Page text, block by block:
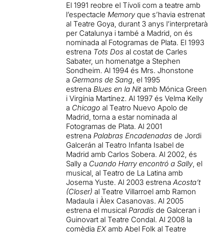
El 1991 reobre el Tívoli com a teatre amb
l’espectacleMemoryque s’havia estrenat
al Teatre Goya, durant 3 anys l’interpretarà
per Catalunya i també a Madrid, on és
nominada al Fotogramas de Plata. El 1993
estrena Tots Dos al costat de Carles
Sabater, un homenatge a Stephen
Sondheim. Al 1994 és Mrs. Jhonstone
a Germans de Sang, el 1995
estrenaBlues en la Nitamb Mónica Green
i Virgínia Martínez. Al 1997 és Velma Kelly
a Chicago al Teatro Nuevo Apolo de
Madrid, torna a estar nominada al
Fotogramas de Plata. Al 2001
estrenaPalabras Encadenadas de Jordi
Galcerán al Teatro Infanta Isabel de
Madrid amb Carlos Sobera. Al 2002, és
Sally a Cuando Harry encontró a Sally, el
musical, al Teatro de La Latina amb
Josema Yuste. Al 2003 estrenaAcosta’t
(Closer) al Teatre Villarroel amb Ramon
Madaula i Àlex Casanovas. Al 2005
estrena el musical Paradís de Galceran i
Guinovart al Teatre Condal. Al 2008 la
comèdiaEXamb Abel Folk al Teatre